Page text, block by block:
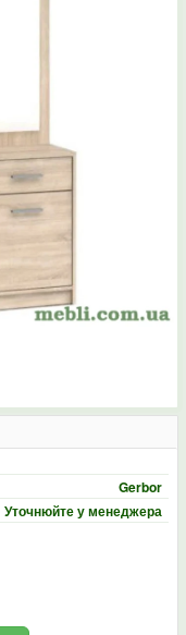
Gerbor
Уточнюйте у менеджера